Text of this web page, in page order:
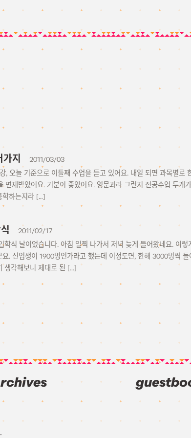
지
2011/03/03
, 오늘 기준으로 이틀째 수업을 듣고 있어요. 내일 되면 과목별로
면제받았어요. 기분이 좋았어요. 영문과라 그런지 전공수업 두개
학하는지라 […]
2011/02/17
학식 날이었습니다. 아침 일찍 나가서 저녁 늦게 들어왔네요. 이
. 신입생이 1900명인가라고 했는데 이정도면, 한해 3000명씩
생각해보니 제대로 된 […]